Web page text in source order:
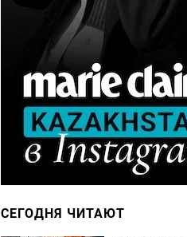
СЕГОДНЯ ЧИТАЮТ